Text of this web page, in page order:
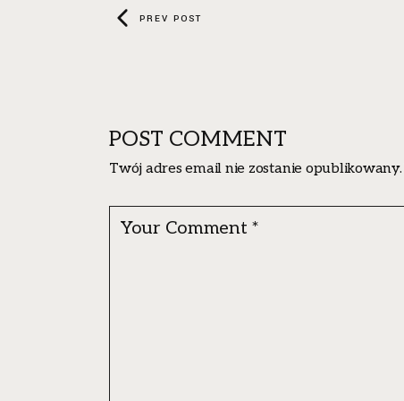
PREV POST
POST COMMENT
Twój adres email nie zostanie opublikowany.